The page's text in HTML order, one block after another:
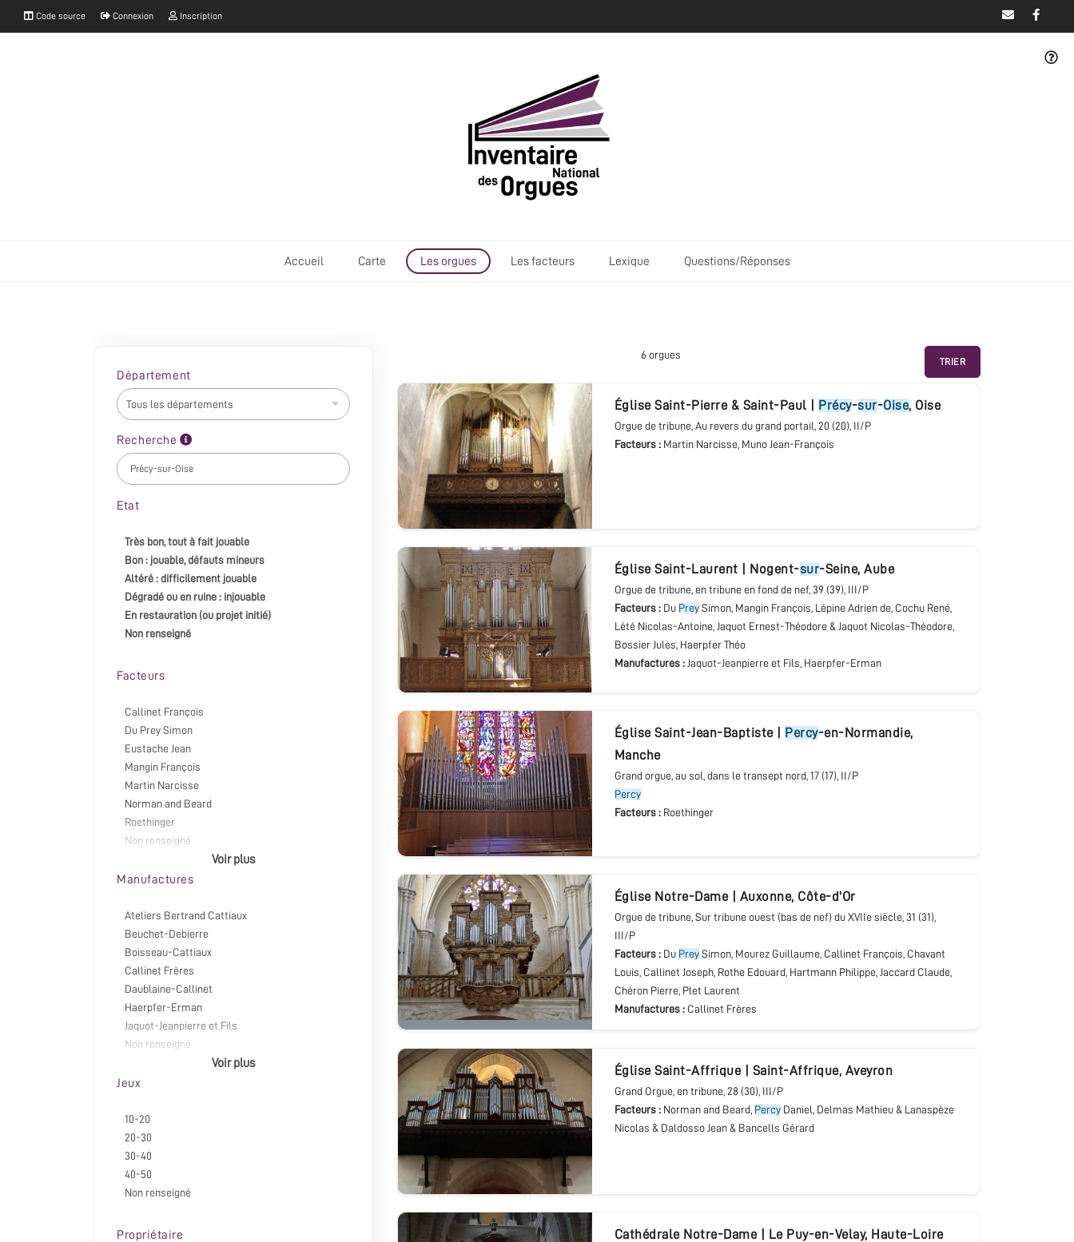
Code source Connexion Inscription
Accueil Carte Les orgues Les facteurs Lexique Questions/Réponses
Département
Recherche
Etat
Très bon, tout à fait jouable
Bon : jouable, défauts mineurs
Altéré : difficilement jouable
Dégradé ou en ruine : injouable
En restauration (ou projet initié)
Non renseigné
Facteurs
Callinet François
Du Prey Simon
Eustache Jean
Mangin François
Martin Narcisse
Norman and Beard
Roethinger
Non renseigné
Voir plus
Manufactures
Ateliers Bertrand Cattiaux
Beuchet-Debierre
Boisseau-Cattiaux
Callinet Frères
Daublaine-Callinet
Haerpfer-Erman
Jaquot-Jeanpierre et Fils
Non renseigné
Voir plus
Jeux
10-20
20-30
30-40
40-50
Non renseigné
Propriétaire
TRIER
6 orgues
église Saint-Pierre & Saint-Paul Précy-sur-Oise, Oise
Orgue de tribune, Au revers du grand portail, 20 (20), II/P
Facteurs : Martin Narcisse, Muno Jean-François
église Saint-Laurent Nogent-sur-Seine,Aube
Orgue de tribune, en tribune en fond de nef, 39 (39), III/P
Facteurs : Du PreySimon, Mangin François, Lépine Adrien de, Cochu René,
Lété Nicolas-Antoine, Jaquot Ernest-Théodore & Jaquot Nicolas-Théodore,
Bossier Jules, Haerpfer Théo
Manufactures : Jaquot-Jeanpierre et Fils, Haerpfer-Erman
église Saint-Jean-Baptiste| Percy-en-Normandie,
Manche
Grand orgue, au sol, dans le transept nord, 17 (17), II/P
Percy
Facteurs : Roethinger
église Notre-Dame| Auxonne, Côte-d'Or
Orgue de tribune, Sur tribune ouest (bas de nef) du XVIIe siècle, 31 (31),
III/P
Facteurs : Du PreySimon, Mourez Guillaume, Callinet François, Chavant
Louis, Callinet Joseph, Rothe Edouard, Hartmann Philippe, Jaccard Claude,
Chéron Pierre, Plet Laurent
Manufactures : Callinet Frères
église Saint-Affrique| Saint-Affrique, Aveyron
Grand Orgue, en tribune, 28 (30), III/P
Facteurs : Norman and Beard, PercyDaniel, Delmas Mathieu & Lanaspèze
Nicolas & Daldosso Jean & Bancells Gérard
cathédrale Notre-Dame| Le Puy-en-Velay, Haute-Loire